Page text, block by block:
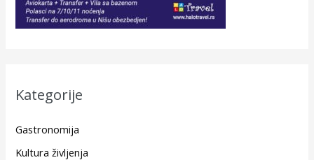
Kategorije
Gastronomija
Kultura življenja